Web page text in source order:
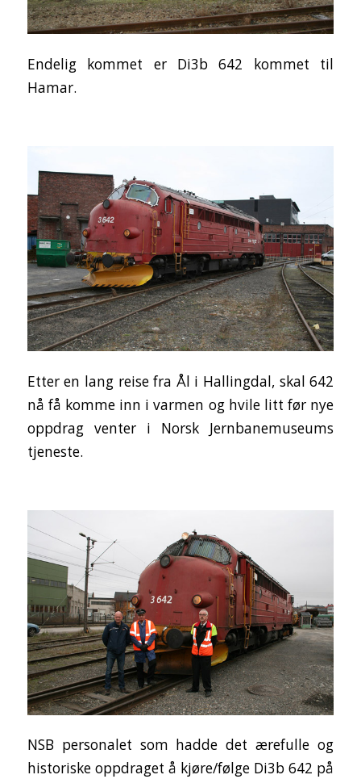
Endelig kommet er Di3b 642 kommet til
Hamar.
Etter en lang reise fra Ål i Hallingdal, skal 642
nå få komme inn i varmen og hvile litt før nye
oppdrag venter i Norsk Jernbanemuseums
tjeneste.
NSB personalet som hadde det ærefulle og
historiske oppdraget å kjøre/følge Di3b 642 på